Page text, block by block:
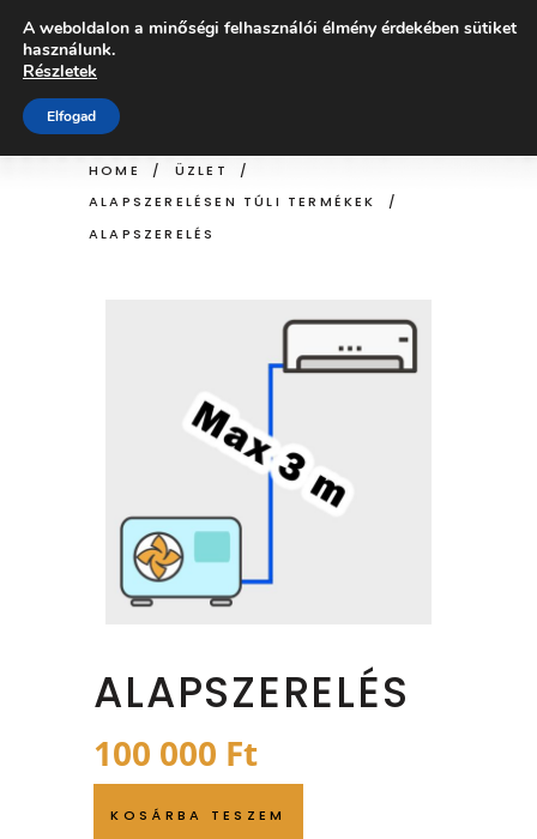
ÜZLET
HOME / ÜZLET
/
ALAPSZERELÉSEN TÚLI TERMÉKEK
/
ALAPSZERELÉS
ALAPSZERELÉS
100 000 Ft
KOSÁRBA TESZEM
A weboldalon a minőségi felhasználói élmény érdekében sütiket
használunk.
Részletek
Elfogad